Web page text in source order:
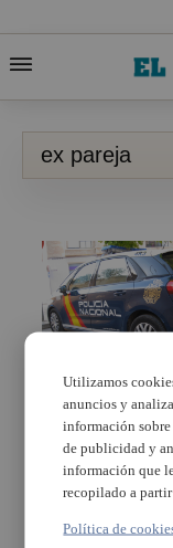
ex pareja
Detenido en
hombre tras
matar a su
herir a un
socorrió
Utilizamos
anuncios y
información
de publicidad y
información que
recopilado a partir
Política de